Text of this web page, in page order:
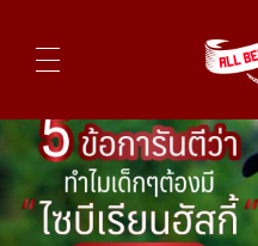
ไซบีเรียนฮัสกี้ ฟาร์มไซบีเรียนที่ดีที่สุดในไทย ติดต่อสอบถาม 0819119104